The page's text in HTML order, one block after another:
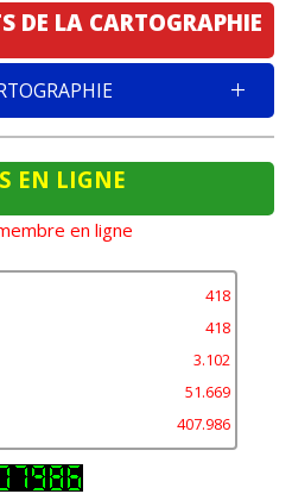
DE LA CARTOGRAPHIE
EN LIGNE
en ligne
418
418
3.102
51.669
407.986